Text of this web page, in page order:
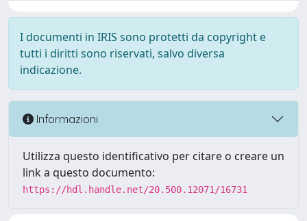
I documenti in IRIS sono protetti da copyright e
tutti i diritti sono riservati, salvo diversa
indicazione.
Informazioni
Utilizza questo identificativo per citare o creare un
link a questo documento:
https://hdl.handle.net/20.500.12071/16731